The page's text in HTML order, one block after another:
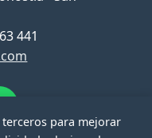
441
para mejorar